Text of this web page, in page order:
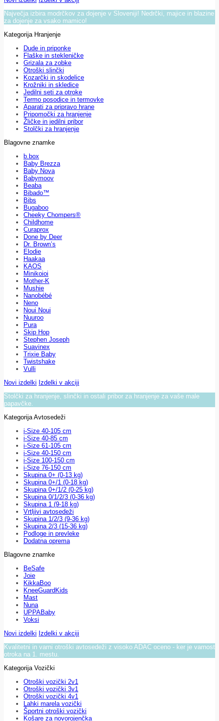
Največja izbira modrčkov za dojenje v Sloveniji! Nedrčki, majice in blazine
za dojenje za vsako mamico!
Kategorija Hranjenje
Dude in priponke
Flaške in stekleničke
Grizala za zobke
Otroški slinčki
Kozarčki in skodelice
Krožniki in skledice
Jedilni seti za otroke
Termo posodice in termovke
Aparati za pripravo hrane
Pripomočki za hranjenje
Žličke in jedilni pribor
Stolčki za hranjenje
Blagovne znamke
b.box
Baby Brezza
Baby Nova
Babymoov
Beaba
Bibado™
Bibs
Bugaboo
Cheeky Chompers®
Childhome
Curaprox
Done by Deer
Dr. Brown’s
Elodie
Haakaa
KAOS
Minikoioi
Mother-K
Mushie
Nanobébé
Neno
Noui Noui
Nuuroo
Pura
Skip Hop
Stephen Joseph
Suavinex
Trixie Baby
Twistshake
Vulli
Novi izdelki Izdelki v akciji
Stolčki za hranjenje, slinčki in ostali pribor za hranjenje za vaše male
papavčke.
Kategorija Avtosedeži
i-Size 40-105 cm
i-Size 40-85 cm
i-Size 61-105 cm
i-Size 40-150 cm
i-Size 100-150 cm
i-Size 76-150 cm
Skupina 0+ (0-13 kg)
Skupina 0+/1 (0-18 kg)
Skupina 0+/1/2 (0-25 kg)
Skupina 0/1/2/3 (0-36 kg)
Skupina 1 (9-18 kg)
Vrtljivi avtosedeži
Skupina 1/2/3 (9-36 kg)
Skupina 2/3 (15-36 kg)
Podloge in prevleke
Dodatna oprema
Blagovne znamke
BeSafe
Joie
KikkaBoo
KneeGuardKids
Mast
Nuna
UPPABaby
Voksi
Novi izdelki Izdelki v akciji
Kvalitetni in varni otroški avtosedeži z visoko ADAC oceno - ker je varnost
otroka na 1. mestu.
Kategorija Vozički
Otroški vozički 2v1
Otroški vozički 3v1
Otroški vozički 4v1
Lahki marela vozički
Športni otroški vozički
Košare za novorojenčka